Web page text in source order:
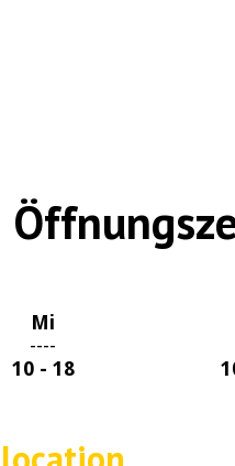
Mi
----
10 - 18